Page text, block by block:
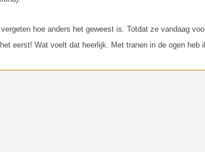
vergeten hoe anders het geweest is. Totdat ze vandaag
eerst! Wat voelt dat heerlijk. Met tranen in de ogen heb